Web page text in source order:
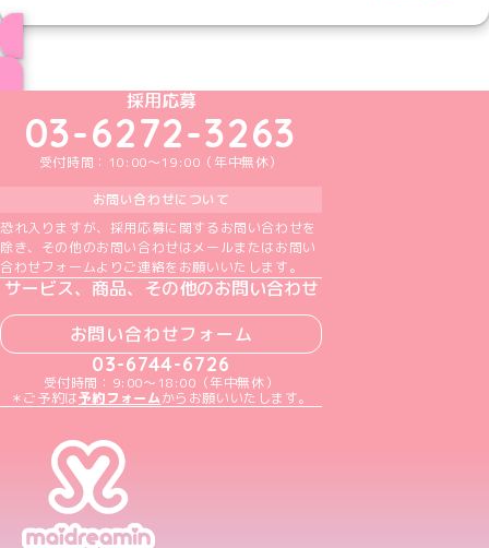
めいどりーみんTikTok公式アカウント
めいどりーみんX公式アカウント
めいどりーみんInstagram公式アカウント
めいどりーみんFacebook公式アカウン
めいどりーみんYouTube公式アカ
採用応募
03-6272-3263
受付時間：10:00～19:00（年中無休）
お問い合わせについて
恐れ入りますが、採用応募に関するお問い合わせを
除き、その他のお問い合わせはメールまたはお問い
合わせフォームよりご連絡をお願いいたします。
サービス、商品、その他のお問い合わせ
お問い合わせフォーム
03-6744-6726
受付時間：9:00～18:00（年中無休）
＊ご予約は予約フォームからお願いいたします。